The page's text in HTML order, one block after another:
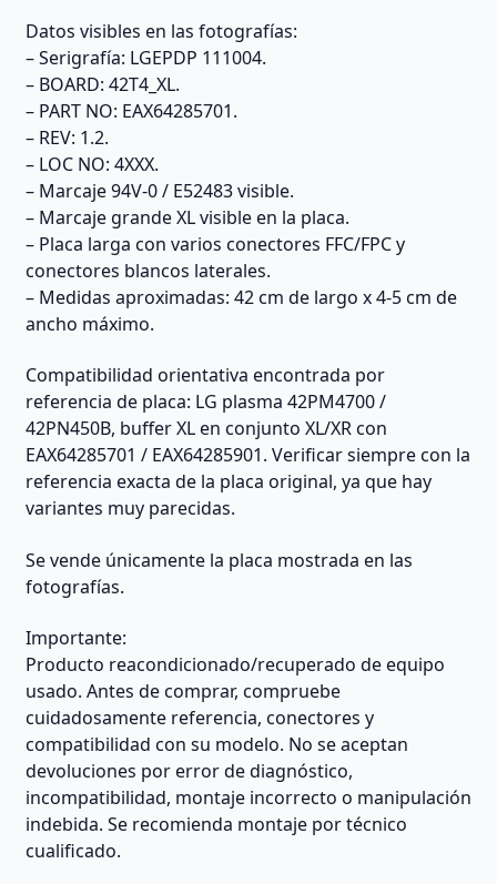
Datos visibles en las fotografías:
– Serigrafía: LGEPDP 111004.
– BOARD: 42T4_XL.
– PART NO: EAX64285701.
– REV: 1.2.
– LOC NO: 4XXX.
– Marcaje 94V-0 / E52483 visible.
– Marcaje grande XL visible en la placa.
– Placa larga con varios conectores FFC/FPC y
conectores blancos laterales.
– Medidas aproximadas: 42 cm de largo x 4-5 cm de
ancho máximo.
Compatibilidad orientativa encontrada por
referencia de placa: LG plasma 42PM4700 /
42PN450B, buffer XL en conjunto XL/XR con
EAX64285701 / EAX64285901. Verificar siempre con la
referencia exacta de la placa original, ya que hay
variantes muy parecidas.
Se vende únicamente la placa mostrada en las
fotografías.
Importante:
Producto reacondicionado/recuperado de equipo
usado. Antes de comprar, compruebe
cuidadosamente referencia, conectores y
compatibilidad con su modelo. No se aceptan
devoluciones por error de diagnóstico,
incompatibilidad, montaje incorrecto o manipulación
indebida. Se recomienda montaje por técnico
cualificado.